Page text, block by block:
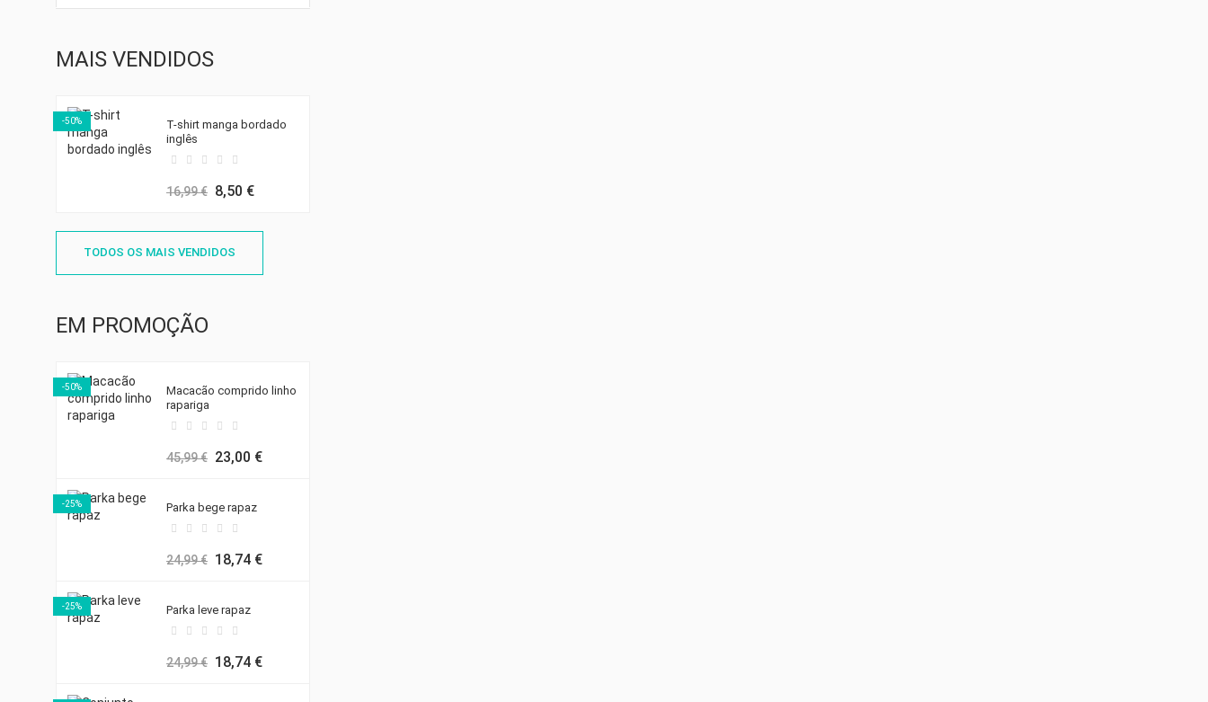
MAIS VENDIDOS
-50%
T-shirt manga bordado
inglês
16,99 € 8,50 €
TODOS OS MAIS VENDIDOS
EM PROMOÇÃO
-50%
Macacão comprido linho
rapariga
45,99 € 23,00 €
-25% Parka bege rapaz
24,99 € 18,74 €
-25% Parka leve rapaz
24,99 € 18,74 €